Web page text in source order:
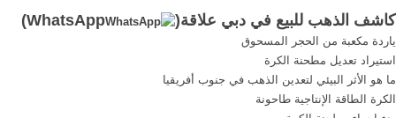
والمياه الجوفية والأنظمة الأمنية
المختلفة حتى تم إصداره بهذه
الدرجة المذهلة. تفخر كنوز
المستقبل بهذا الجهاز والذي
كسر جميع الحواجز بين
مستخدمه ...
كاشف الذهب للبيع في دبي علاقة( WhatsApp
)
ياردة مكعبة من الحجر المسحوق
استيراد تعديل مطحنة الكرة
ما هو الأثر البيئي لتعدين الذهب في جنوب أفريقيا
الكرة الطاقة الإنتاجية طاحونة